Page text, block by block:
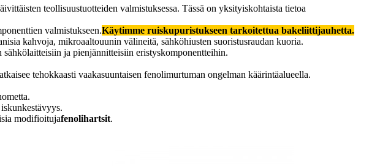
teollisuustuotteiden valmistuksessa. Tässä on yksityiskohtaista tietoa
valmistukseen.Käytimme ruiskupuristukseen tarkoitettua bakeliittijauhetta.
kahvoja, mikroaaltouunin välineitä, sähköhiusten suoristusraudan kuoria.
ja pienjännitteisiin eristyskomponentteihin.
tehokkaasti vaakasuuntaisen fenolimurtuman ongelman käärintäalueella.
​​modifioitujafenolihartsit.